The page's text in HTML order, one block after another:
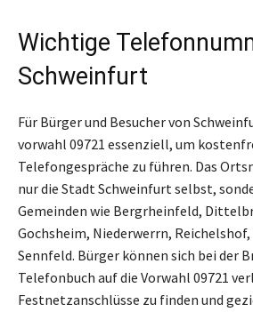
Wichtige
Schweinfurt
Für Bürger und Besucher von
vorwahl 09721 essenziell, um
Telefongespräche zu führen. Das
nur die Stadt Schweinfurt selbst,
Gemeinden wie Bergrheinfeld,
Gochsheim, Niederwerrn, Reichelshof,
Sennfeld. Bürger können sich bei der
Telefonbuch auf die Vorwahl 09721
Festnetzanschlüsse zu finden und